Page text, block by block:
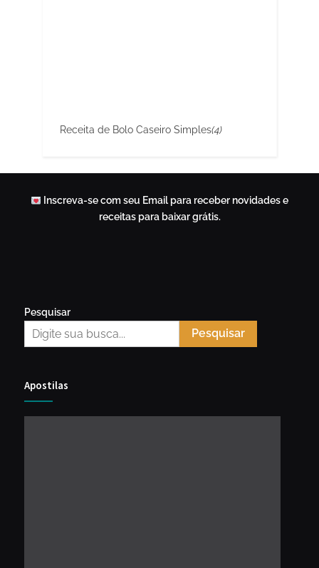
Receita de Bolo Caseiro Simples(4)
Inscreva-se com seu Email para receber novidades e
receitas para baixar grátis.
Pesquisar
Pesquisar
Apostilas